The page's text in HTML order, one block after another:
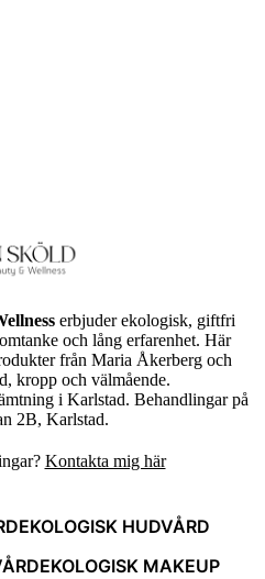
erbjuder ekologisk, giftfri
och lång erfarenhet. Här
från Maria Åkerberg och
kropp och välmående.
i Karlstad. Behandlingar på
2B, Karlstad.
Kontakta mig här
EKOLOGISK HUDVÅRD
EKOLOGISK MAKEUP